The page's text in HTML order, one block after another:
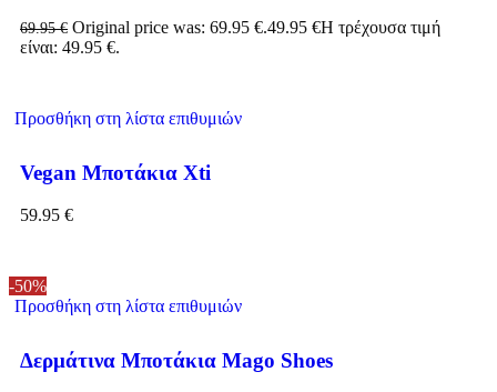
69.95€ Original price was: 69.95 €.49.95 €Η τρέχουσα τιμή
είναι: 49.95 €.
Προσθήκη στη λίστα επιθυμιών
Vegan Μποτάκια Xti
59.95 €
-50%
Προσθήκη στη λίστα επιθυμιών
Δερμάτινα Μποτάκια Mago Shoes